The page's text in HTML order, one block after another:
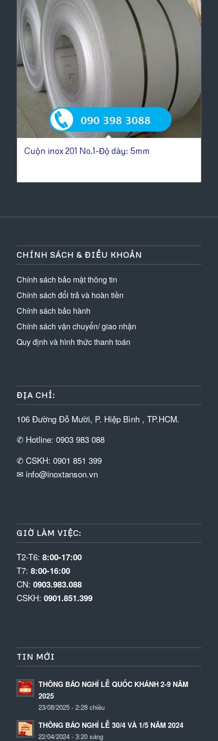
Cuộn inox 201 No.1-Độ dày: 5mm
CHÍNH SÁCH & ĐIỀU KHOẢN
Chính sách bảo mật thông tin
Chính sách đổi trả và hoàn tiền
Chính sách bảo hành
Chính sách vận chuyển/ giao nhận
Quy định và hình thức thanh toán
ĐỊA CHỈ:
106 Đường Đỗ Mười, P. Hiệp Bình , TP.HCM.
✆ Hotline: 0903 983 088
✆ CSKH: 0901 851 399
✉ info@inoxtanson.vn
GIỜ LÀM VIỆC:
T2-T6: 8:00-17:00
T7: 8:00-16:00
CN: 0903.983.088
CSKH: 0901.851.399
TIN MỚI
THÔNG BÁO NGHỈ LỄ QUỐC KHÁNH 2-9 NĂM
2025
23/08/2025 - 2:28 chiều
THÔNG BÁO NGHỈ LỄ 30/4 VÀ 1/5 NĂM 2024
22/04/2024 - 3:20 sáng